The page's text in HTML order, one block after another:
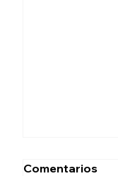
Comentarios